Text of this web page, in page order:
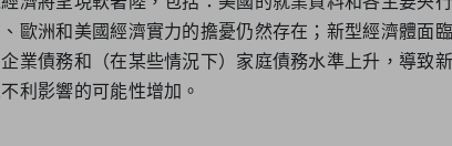
歐洲和美國經濟實力的擔憂仍然存在；新型經濟體面
業債務和（在某些情況下）家庭債務水準上升，導致
利影響的可能性增加。